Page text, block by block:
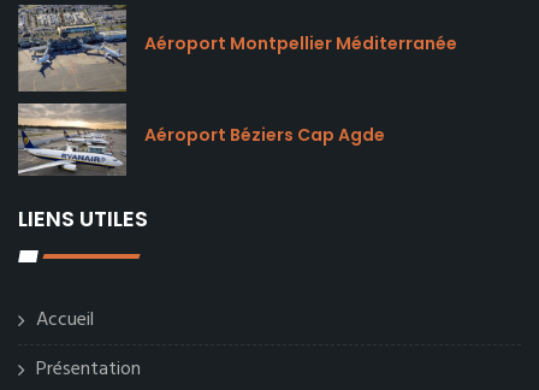
Aéroport Montpellier Méditerranée
Aéroport Béziers Cap Agde
LIENS UTILES
Accueil
Présentation